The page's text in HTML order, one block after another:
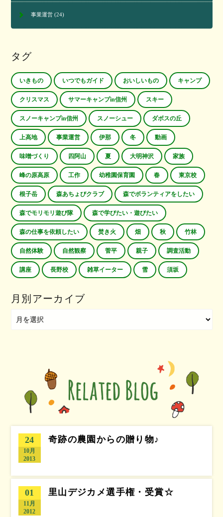
事業運営(24)
タグ
いきもの いつでもガイド おいしいもの キャンプ
クリスマス サマーキャンプin信州 スキー
スノーキャンプin信州 スノーシュー ダボスの丘
上高地 事業運営 伊那 冬 動画
味噌づくり 四阿山 夏 大明神沢 家族
峰の原高原 工作 幼稚園保育園 春 東京校
根子岳 森あちょびクラブ 森でボランティアをしたい
森でモリモリ遊び隊 森で学びたい・遊びたい
森の仕事を依頼したい 焚き火 畑 秋 竹林
自然体験 自然観察 菅平 親子 調査活動
講座 長野校 雑草イーター 雪 須坂
月別アーカイブ
24
10月
2013
奇跡の農園からの贈り物♪
01
11月
2012
里山デジカメ選手権・受賞☆